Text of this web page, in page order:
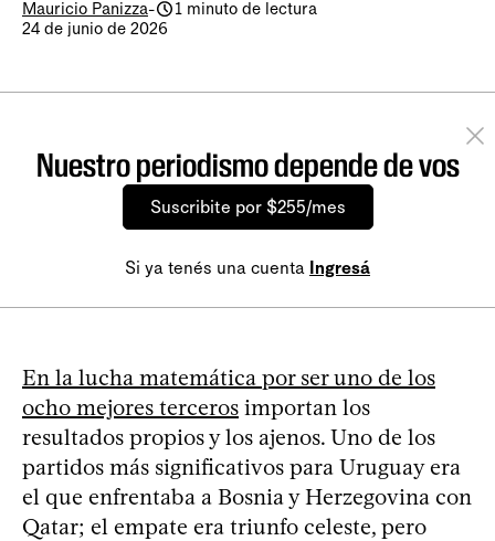
Mauricio Panizza-
1 minuto de lectura
24 de junio de 2026
Nuestro periodismo depende de vos
Suscribite por $255/mes
Si ya tenés una cuenta Ingresá
En la lucha matemática por ser uno de los
ocho mejores terceros importan los
resultados propios y los ajenos. Uno de los
partidos más significativos para Uruguay era
el que enfrentaba a Bosnia y Herzegovina con
Qatar; el empate era triunfo celeste, pero